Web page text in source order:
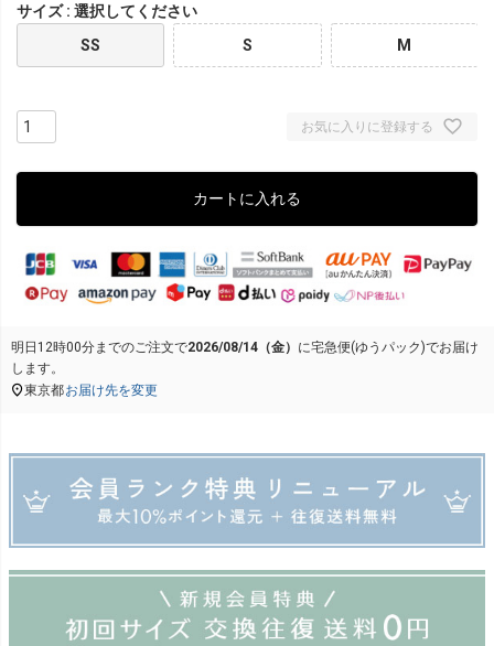
サイズ
選択してください
SS
S M
お気に入りに登録する
カートに入れる
明日 12時00分までのご注文で2026/08/14（金） に宅急便(ゆうパック)でお届け
します。
東京都お届け先を変更